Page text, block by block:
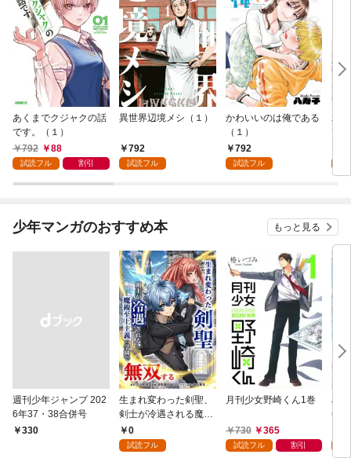
あくまでクジャクの話
です。（１）
792
88
試読フル 割引
異世界辺境メシ（１）
792
試読フル
かわいいのは俺である
（１）
792
試読フル
君
て
少年マンガのおすすめ本 もっと見る
週刊少年ジャンプ 202
6年37・38合併号
￥330
生まれ変わった剣聖、
剣士が冷遇される魔術
至上主義の学園で無双
する第1話
0
試読フル
月刊少女野崎くん1巻
730 365
試読フル 割引
JD
年